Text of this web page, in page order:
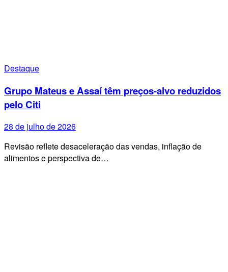
Destaque
Grupo Mateus e Assaí têm preços-alvo reduzidos
pelo Citi
28 de julho de 2026
Revisão reflete desaceleração das vendas, inflação de
alimentos e perspectiva de…